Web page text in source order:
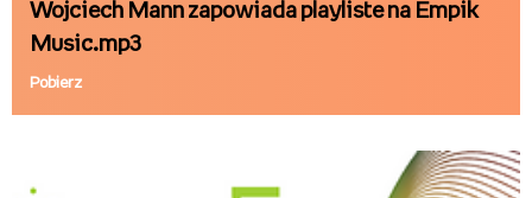
Wojciech Mann zapowiada playliste na Empik
Music.mp3
Pobierz